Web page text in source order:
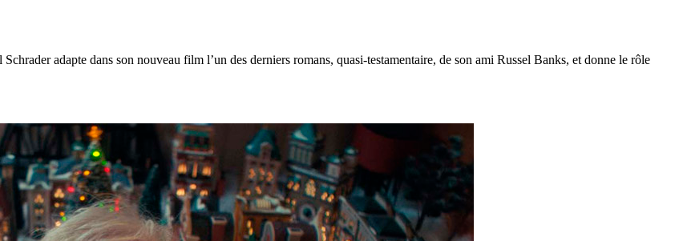
adapte dans son nouveau film l’un des derniers romans, quasi-testamentaire, de son ami Russel Banks, et donne le rôle